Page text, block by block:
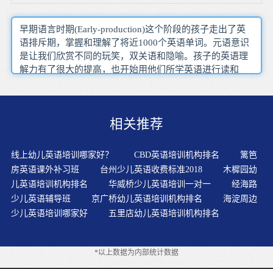
早期语言时期(Early-production)这个阶段的孩子走出了英
语排斥期，掌握和理解了将近1000个英语单词。元语意识
是让我们欣赏不同的玩笑，双关语和隐喻。孩子的英语理
解力有了很大的提高，也开始用他们所学英语进行读和
种趋势。绝大多数的孩子，随着英语学习的深度和难度不
有想办法把兴趣转变为习惯并且把它固定下来并长期坚
词自然拼读好像只需记住字母和字母组合的发音，但想要
熟练运用，则需要大量不同类型的练习。游戏活动的使
用，既让学生在学中找到了乐趣，又在玩中学到了知识。
提高孩子学习兴趣。选择故事时应考虑故事的可读、可
听、可看性。每天抽出一点时间，坚持为孩子找一个学习
最佳的陪伴者，鼓励他的学习兴趣才能事半功倍。启蒙，
融入到活动中。一对一的教学模式情景教学法（The?
相关推荐
线上幼儿英语培训哪家好？ CBD英语培训机构排名
篱笆
房英语课外补习班
台州少儿英语收费标准2018
木樨园幼
儿英语培训机构排名
华威桥少儿英语培训一对一
经海路
少儿英语辅导班
京广桥幼儿英语培训机构排名
海淀周边
少儿英语培训哪家好
五里店幼儿英语培训机构排名
*以上数据为内部统计数据